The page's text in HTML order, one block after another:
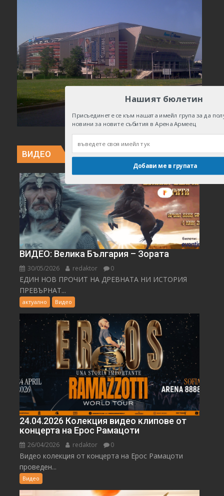
ВИДЕО
ВИДЕО: Велика България – Зората
30/05/2026 redaktor 0
ЕДИН НОВ ПРОЧИТ НА ДРЕВНАТА НИ ИСТОРИЯ
ПРЕВЪРНАТ...
актуално Видео
24.04.2026 Колекция видео клипове от
концерта на Ерос Рамацоти
26/04/2026 redaktor 0
Видео колекция от концерта на Ерос Рамацоти
проведен...
Видео
Нашият бюлетин
Присъединете се към нашата имейл група за да
новини за новите събития в Арена Армеец
Добави ме в групата